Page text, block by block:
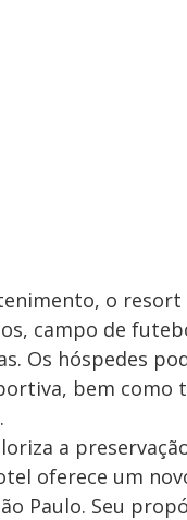
o
campo de
Os hóspedes
bem
a
oferece um
Paulo. Seu